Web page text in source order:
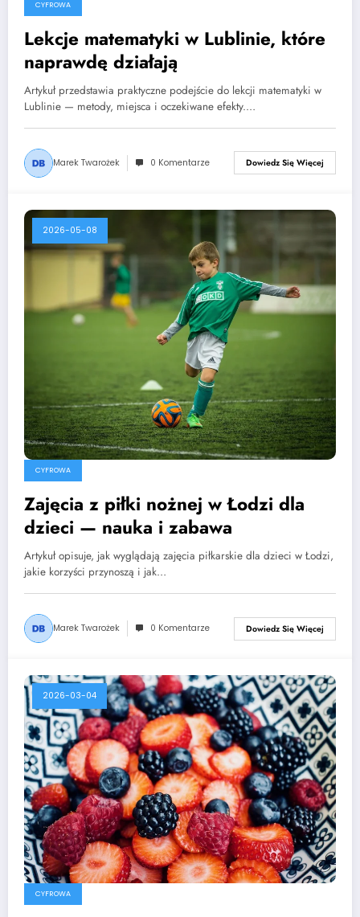
CYFROWA
Lekcje matematyki w Lublinie, które
naprawdę działają
Artykuł przedstawia praktyczne podejście do lekcji matematyki w
Lublinie — metody, miejsca i oczekiwane efekty.…
Marek Twarożek 0 Komentarze Dowiedz Się Więcej
2026-05-08
CYFROWA
Zajęcia z piłki nożnej w Łodzi dla
dzieci — nauka i zabawa
Artykuł opisuje, jak wyglądają zajęcia piłkarskie dla dzieci w Łodzi,
jakie korzyści przynoszą i jak…
Marek Twarożek 0 Komentarze Dowiedz Się Więcej
2026-03-04
CYFROWA